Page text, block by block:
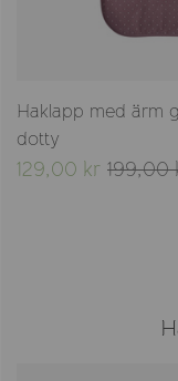
Haklapp med ärm
dotty
129,00 kr 199,00